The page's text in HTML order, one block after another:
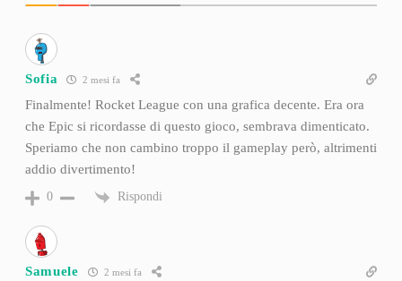
Sofia 2 mesi fa
Finalmente! Rocket League con una grafica decente. Era ora
che Epic si ricordasse di questo gioco, sembrava dimenticato.
Speriamo che non cambino troppo il gameplay però, altrimenti
addio divertimento!
0 Rispondi
Samuele 2 mesi fa